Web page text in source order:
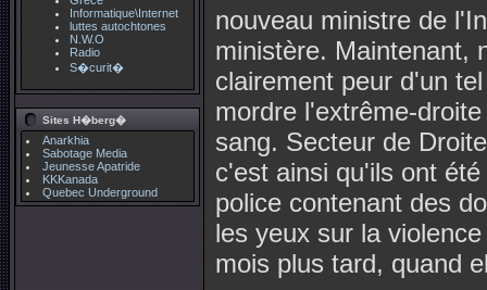
Informatique\Internet
luttes autochtones
N.W.O
Radio
S�curit�
Sites H�berg�
Anarkhia
Sabotage Media
Jeunesse Apatride
KKKanada
Quebec Underground
nouveau ministre de
ministère. Maintenant,
clairement peur d'un
mordre l'extrême-
sang. Secteur de
c'est ainsi qu'ils ont
police contenant des
les yeux sur la
mois plus tard, quand